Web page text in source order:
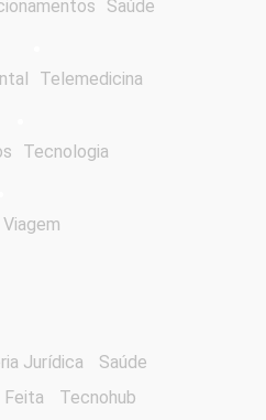
Saúde
Telemedicina
Tecnologia
Viagem
Jurídica
Saúde
Feita Tecnohub